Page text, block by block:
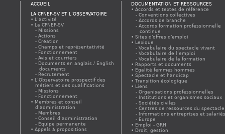
ACCUEIL
LA CPNEF-SV ET L’OBSERVATOIRE
L’activité
La CPNEF-SV
Missions
Actions
Création
Champs et représentativité
Fonctionnement
Avis et courriers
Documents en anglais / English
documents
Recrutement
L’Observatoire prospectif des
métiers et des qualifications
Missions
Fonctionnement
Membres et conseil
d’administration
Membres
Conseil d’administration
Équipe permanente
Appels à propositions
DOCUMENTATION ET RESSOURCES
Accords et textes de référence
Conventions collectives
Accords de branche
Accords formation professionnelle
continue
Sites d'offres d'emploi
Lexique
Vocabulaire du spectacle vivant
Vocabulaire de l’emploi
Vocabulaire de la formation
Rapports et documents
Egalité femmes hommes
Spectacle et handicap
Transition écologique
Liens
Organisations professionnelles
Institutions et organismes sociaux
Sociétés civiles
Centres de ressources du spectacle
Informations entreprises et
Europe
Emploi - GRH
Droit, gestion